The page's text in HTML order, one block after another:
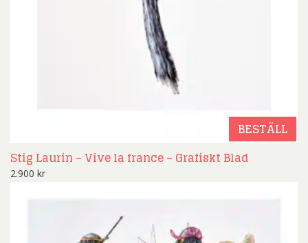
BESTÄLL
Stig Laurin – Vive la france – Grafiskt Blad
2.900 kr